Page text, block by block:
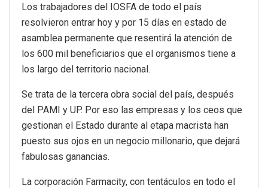
Los trabajadores del IOSFA de todo el país
resolvieron entrar hoy y por 15 días en estado de
asamblea permanente que resentirá la atención de
los 600 mil beneficiarios que el organismos tiene a
los largo del territorio nacional.
Se trata de la tercera obra social del país, después
del PAMI y UP. Por eso las empresas y los ceos que
gestionan el Estado durante al etapa macrista han
puesto sus ojos en un negocio millonario, que dejará
fabulosas ganancias.
La corporación Farmacity, con tentáculos en todo el